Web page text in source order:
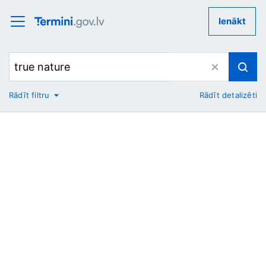
Ienākt
No
Rādīt filtru Rādīt detalizēti